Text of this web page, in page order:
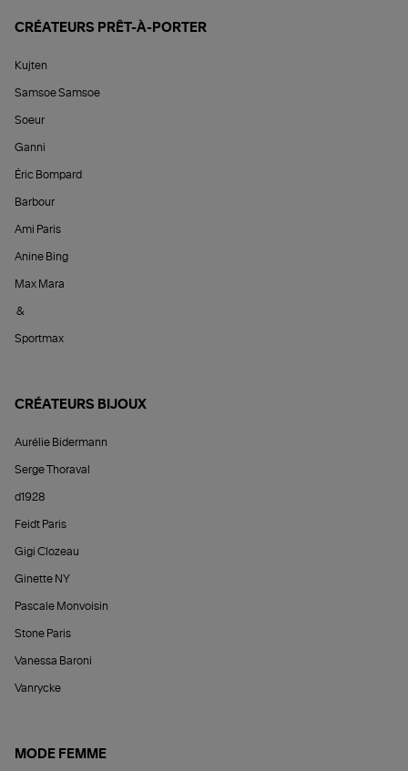
CRÉATEURS PRÊT-À-PORTER
Kujten
Samsoe Samsoe
Soeur
Ganni
Éric Bompard
Barbour
Ami Paris
Anine Bing
Max Mara
&
Sportmax
CRÉATEURS BIJOUX
Aurélie Bidermann
Serge Thoraval
d1928
Feidt Paris
Gigi Clozeau
Ginette NY
Pascale Monvoisin
Stone Paris
Vanessa Baroni
Vanrycke
MODE FEMME